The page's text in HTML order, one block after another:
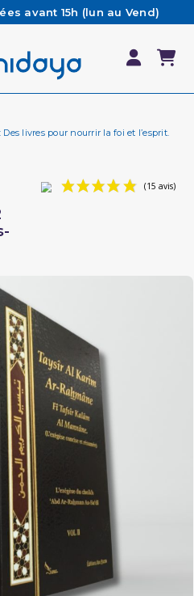
avant 15h (lun au Vend)
le jour même
notre FAQ
partir de 65€ d'achat*
livres pour nourrir la foi et l’esprit.